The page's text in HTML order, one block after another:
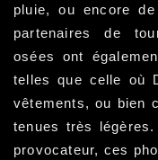
pluie, ou encore
partenaires de
osées ont
telles que celle où
vêtements, ou bien
tenues très
provocateur, ces